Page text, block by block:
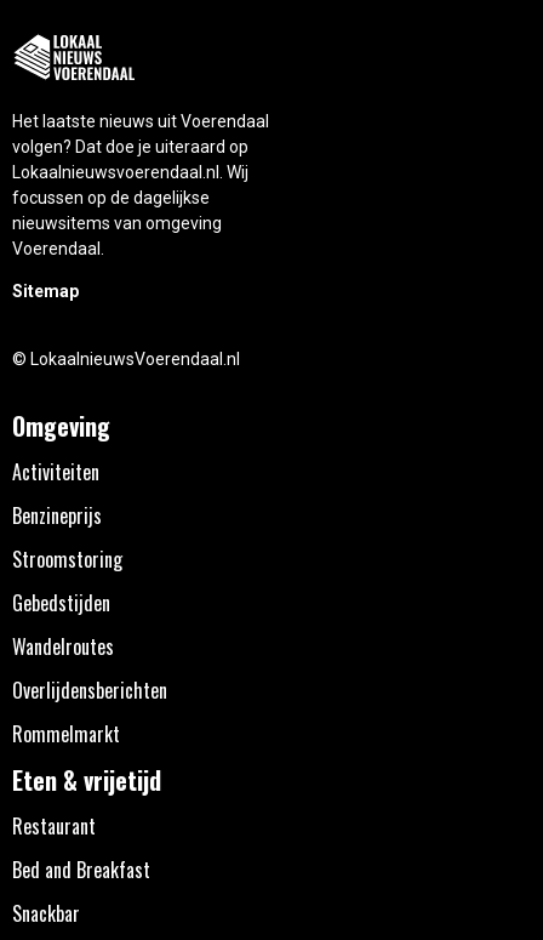
Het laatste nieuws uit Voerendaal
volgen? Dat doe je uiteraard op
Lokaalnieuwsvoerendaal.nl. Wij
focussen op de dagelijkse
nieuwsitems van omgeving
Voerendaal.
Sitemap
© LokaalnieuwsVoerendaal.nl
Omgeving
Activiteiten
Benzineprijs
Stroomstoring
Gebedstijden
Wandelroutes
Overlijdensberichten
Rommelmarkt
Eten & vrijetijd
Restaurant
Bed and Breakfast
Snackbar